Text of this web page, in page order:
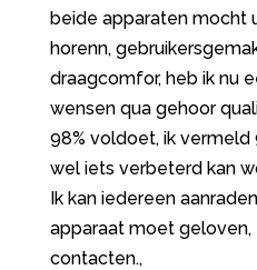
beide apparaten mocht
horenn,
draagcomfor, heb ik nu
wensen qua gehoor
98% voldoet, ik vermeld
wel iets verbeterd kan
Ik kan iedereen
apparaat moet geloven,
contacten.,